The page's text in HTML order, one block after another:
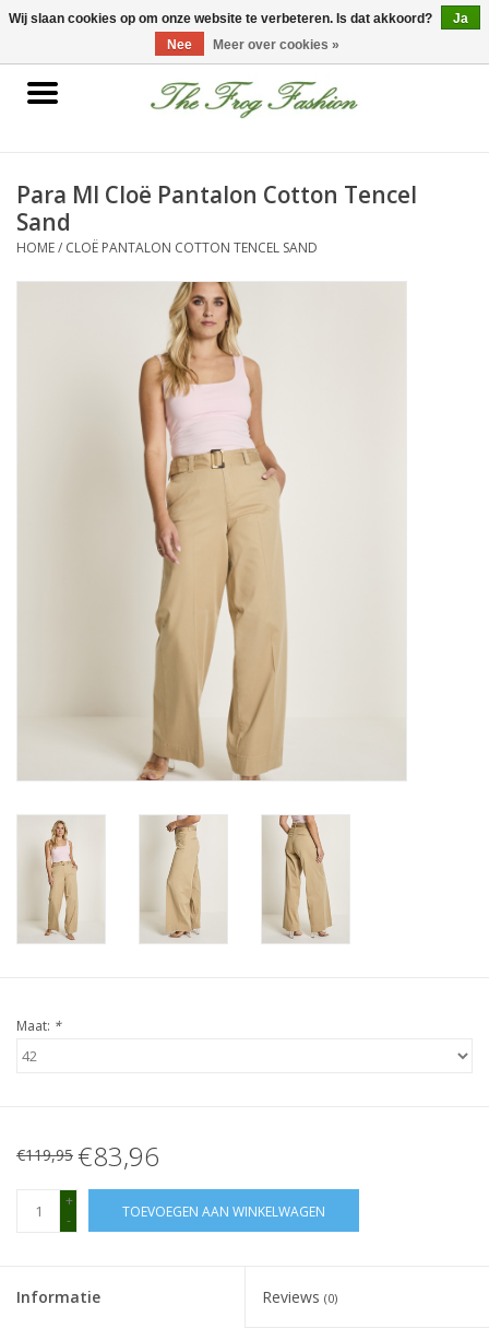
0 Artikelen - €0,00
Home
Nieuwe collectie
Para MI Cloë Pantalon Cotton Tencel
Sand
HOME/ CLOË PANTALON COTTON TENCEL SAND
Maat: *
€119,95 €83,96
+
-
TOEVOEGEN AAN WINKELWAGEN
Informatie Reviews (0)
Wij slaan cookies op om onze website te verbeteren. Is dat akkoord?
Ja
Nee
Meer over cookies »